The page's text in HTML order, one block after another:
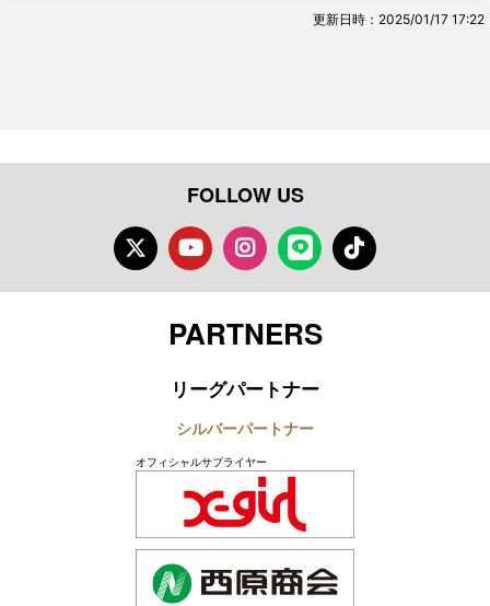
更新日時：2025/01/17 17:22
FOLLOW US
TwitterYoutubeInstagram
LINE TikTok
PARTNERS
リーグパートナー
シルバーパートナー
オフィシャルサプライヤー